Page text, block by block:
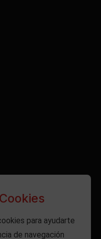
para ayudarte
de navegación